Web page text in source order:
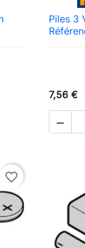
au panier
Piles 3
7,56 €

favorite_border